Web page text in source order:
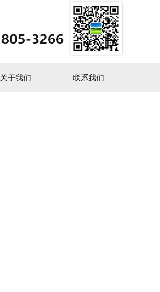
关于我们 联系我们